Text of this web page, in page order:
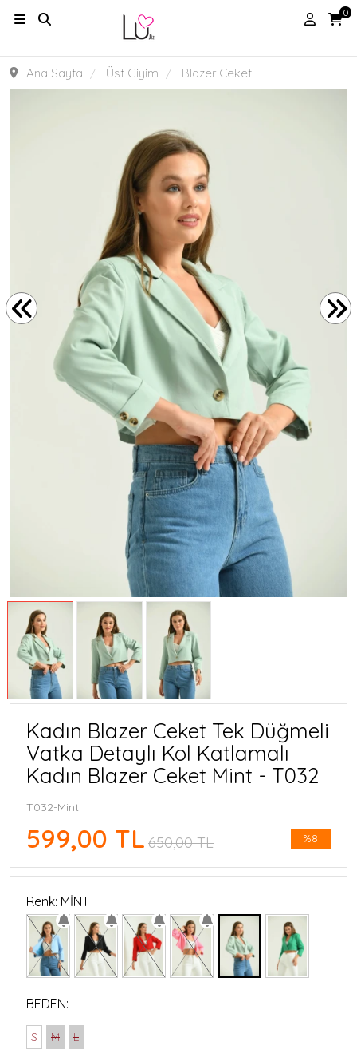
0
Ana Sayfa Üst Giyim Blazer Ceket
Kadın Blazer Ceket Tek Düğmeli
Vatka Detaylı Kol Katlamalı
Kadın Blazer Ceket Mint - T032
T032-Mint
%8
599,00 TL 650,00 TL
Renk: MİNT
BEDEN:
S M L